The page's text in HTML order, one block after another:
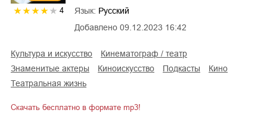
4
Добавлено 09.12.2023 16:42
Язык: Русский
культура и искусство
кинематограф / театр
знаменитые актеры
киноискусство подкасты
кино
театральная жизнь
Скачать бесплатно в формате mp3!